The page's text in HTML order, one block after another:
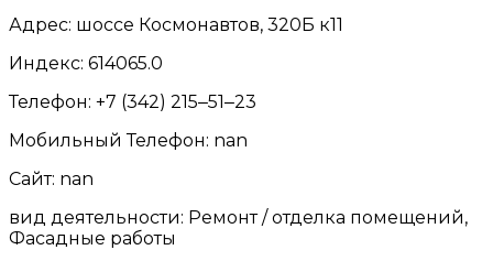
Адрес: шоссе Космонавтов, 320Б к11
Индекс: 614065.0
Телефон: +7 (342) 215‒51‒23
Мобильный Телефон: nan
Сайт: nan
вид деятельности: Ремонт / отделка помещений,
Фасадные работы